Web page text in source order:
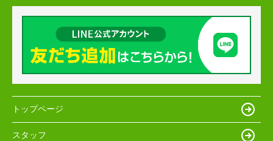
トップページ
スタッフ